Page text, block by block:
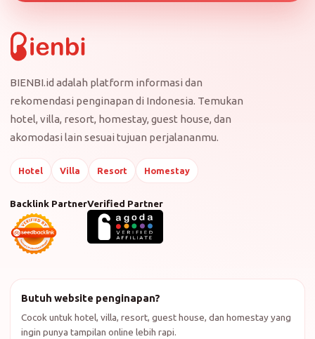
BIENBI.id adalah platform informasi dan
rekomendasi penginapan di Indonesia. Temukan
hotel, villa, resort, homestay, guest house, dan
akomodasi lain sesuai tujuan perjalananmu.
Hotel Villa Resort Homestay
Backlink PartnerVerified Partner
Butuh website penginapan?
Cocok untuk hotel, villa, resort, guest house, dan homestay yang
ingin punya tampilan online lebih rapi.